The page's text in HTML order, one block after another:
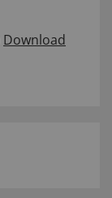
Download